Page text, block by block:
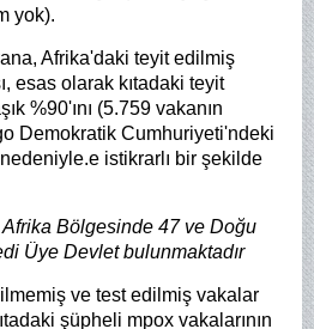
yok).
Afrika'daki teyit edilmiş
esas olarak kıtadaki teyit
%90'ını (5.759 vakanın
Demokratik Cumhuriyeti'ndeki
istikrarlı bir şekilde
Afrika Bölgesinde 47 ve Doğu
Üye Devlet bulunmaktadır
ve test edilmiş vakalar
şüpheli mpox vakalarının